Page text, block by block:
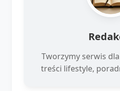
Tworzymy serwis
treści lifestyle,